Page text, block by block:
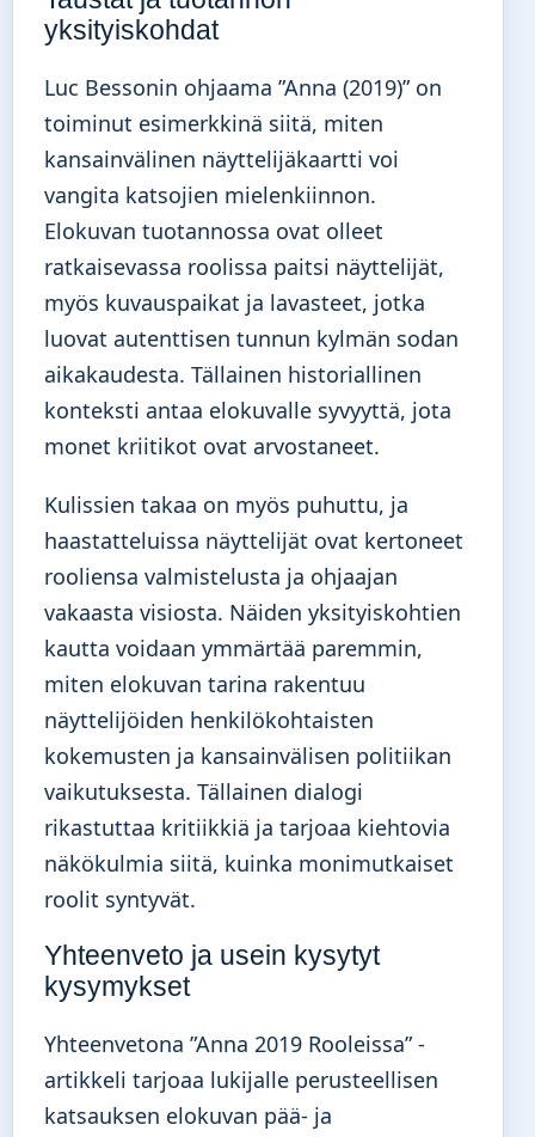
yksityiskohdat
Luc Bessonin ohjaama ”Anna (2019)” on
toiminut esimerkkinä siitä, miten
kansainvälinen näyttelijäkaartti voi
vangita katsojien mielenkiinnon.
Elokuvan tuotannossa ovat olleet
ratkaisevassa roolissa paitsi näyttelijät,
myös kuvauspaikat ja lavasteet, jotka
luovat autenttisen tunnun kylmän sodan
aikakaudesta. Tällainen historiallinen
konteksti antaa elokuvalle syvyyttä, jota
monet kriitikot ovat arvostaneet.
Kulissien takaa on myös puhuttu, ja
haastatteluissa näyttelijät ovat kertoneet
rooliensa valmistelusta ja ohjaajan
vakaasta visiosta. Näiden yksityiskohtien
kautta voidaan ymmärtää paremmin,
miten elokuvan tarina rakentuu
näyttelijöiden henkilökohtaisten
kokemusten ja kansainvälisen politiikan
vaikutuksesta. Tällainen dialogi
rikastuttaa kritiikkiä ja tarjoaa kiehtovia
näkökulmia siitä, kuinka monimutkaiset
roolit syntyvät.
Yhteenveto ja usein kysytyt
kysymykset
Yhteenvetona ”Anna 2019 Rooleissa” -
artikkeli tarjoaa lukijalle perusteellisen
katsauksen elokuvan pää- ja